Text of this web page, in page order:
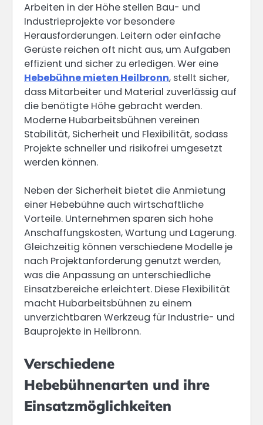
Arbeiten in der Höhe stellen Bau- und
Industrieprojekte vor besondere
Herausforderungen. Leitern oder einfache
Gerüste reichen oft nicht aus, um Aufgaben
effizient und sicher zu erledigen. Wer eine
Hebebühne mieten Heilbronn, stellt sicher,
dass Mitarbeiter und Material zuverlässig auf
die benötigte Höhe gebracht werden.
Moderne Hubarbeitsbühnen vereinen
Stabilität, Sicherheit und Flexibilität, sodass
Projekte schneller und risikofrei umgesetzt
werden können.
Neben der Sicherheit bietet die Anmietung
einer Hebebühne auch wirtschaftliche
Vorteile. Unternehmen sparen sich hohe
Anschaffungskosten, Wartung und Lagerung.
Gleichzeitig können verschiedene Modelle je
nach Projektanforderung genutzt werden,
was die Anpassung an unterschiedliche
Einsatzbereiche erleichtert. Diese Flexibilität
macht Hubarbeitsbühnen zu einem
unverzichtbaren Werkzeug für Industrie- und
Bauprojekte in Heilbronn.
Verschiedene
Hebebühnenarten und ihre
Einsatzmöglichkeiten